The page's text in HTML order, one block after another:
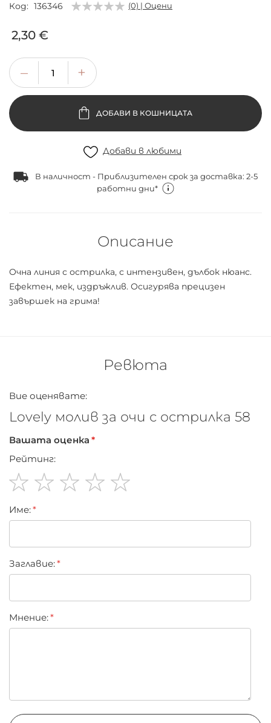
Код 136346 (0) | Оцени
2,30 €
ДОБАВИ В КОШНИЦАТА
Добави в любими
В наличност - Приблизителен срок за доставка: 2-5
работни дни*
Описание
Очна линия с острилка, с интензивен, дълбок нюанс.
Ефектен, мек, издръжлив. Осигурява прецизен
завършек на грима!
Ревюта
Вие оценявате:
Lovely молив за очи с острилка 58
Вашата оценка
Рейтинг:
star
stars
stars
stars
stars
Име:
Заглавиe:
Мнение: